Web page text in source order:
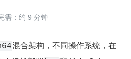
需：约 9 分钟
混合架构，不同操作系统，在